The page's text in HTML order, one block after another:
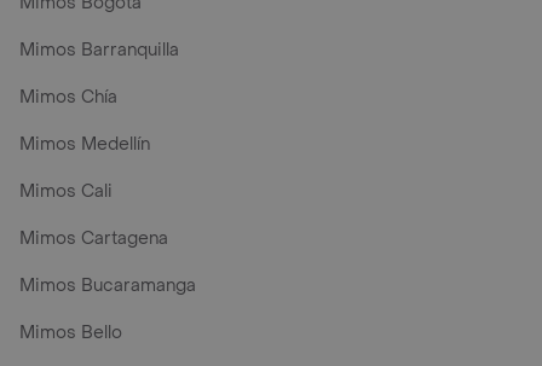
Mimos Barranquilla
Mimos Chía
Mimos Medellín
Mimos Cali
Mimos Cartagena
Mimos Bucaramanga
Mimos Bello